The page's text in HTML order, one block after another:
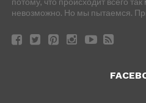
невозможно. Но мы пытаемся.